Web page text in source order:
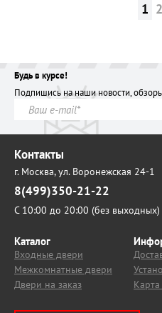
1 2
Будь в курсе!
Подпишись на наши новости,
Контакты
г. Москва,ул. Воронежская 24-1
8(499)350-21-22
С 10:00 до 20:00 (без выходных)
Каталог
Входные двери
Межкомнатные двери
Двери на заказ
Карта